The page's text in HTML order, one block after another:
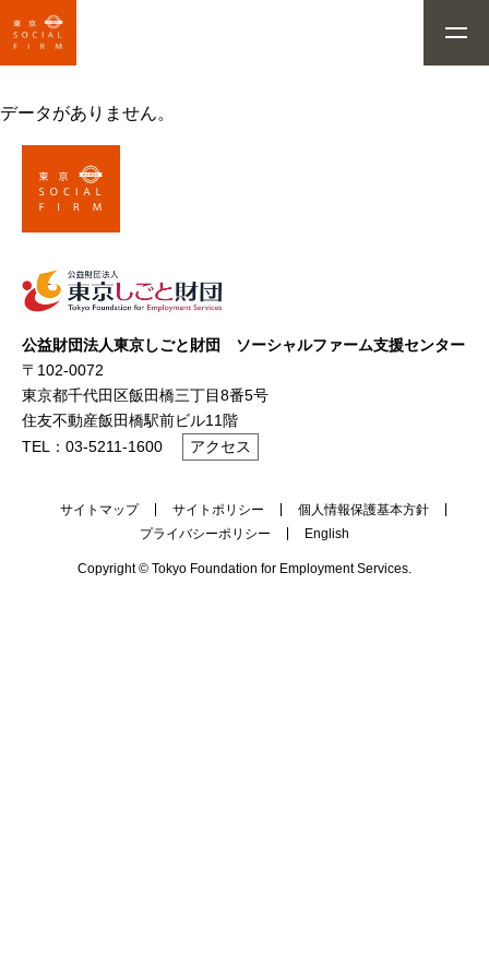
データがありません。
公益財団法人東京しごと財団 ソーシャルファーム支援センター
〒102-0072
東京都千代田区飯田橋三丁目8番5号
住友不動産飯田橋駅前ビル11階
TEL：03-5211-1600
アクセス
サイトマップ サイトポリシー
個人情報保護基本方針
プライバシーポリシー
English
Copyright © Tokyo Foundation for Employment Services.